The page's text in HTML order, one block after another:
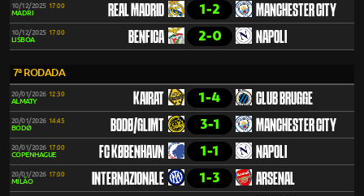
10/12/2025 17:00
MADRI REAL MADRID 1-2 MANCHESTER CITY
10/12/2025 17:00
LISBOA BENFICA 2-0 NAPOLI
7ª RODADA
20/01/2026 12:30
ALMATY KAIRAT 1-4 CLUB BRUGGE
20/01/2026 14:45
BODØ BODØ/GLIMT 3-1 MANCHESTER CITY
20/01/2026 17:00
COPENHAGUE FC KØBENHAVN 1-1 NAPOLI
20/01/2026 17:00
MILÃO INTERNAZIONALE 1-3 ARSENAL